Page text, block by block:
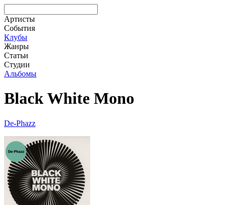
Артисты
События
Клубы
Жанры
Статьи
Студии
Альбомы
Black White Mono
De-Phazz